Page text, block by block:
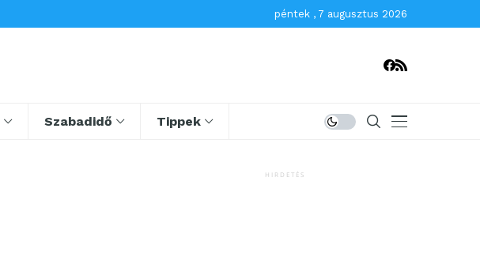
péntek , 7 augusztus 2026
Szabadidő Tippek
HIRDETÉS